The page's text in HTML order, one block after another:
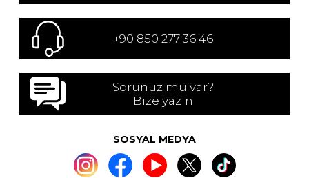
+90 850 277 36 46
Sorunuz mu var?
Bize yazın
SOSYAL MEDYA